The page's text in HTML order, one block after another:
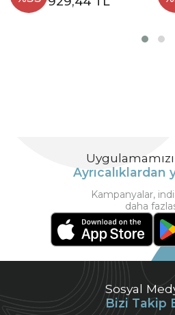
Sosyal
Bizi Takip
Ayrıcalıklardan
Kampanyalar,
daha